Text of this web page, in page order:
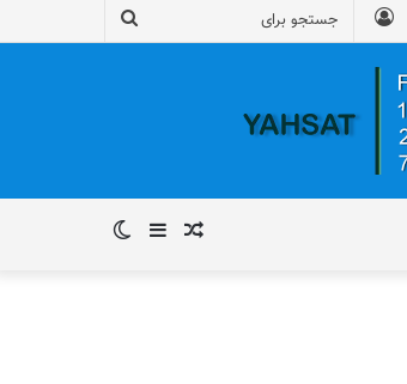
سایدبار نوشته